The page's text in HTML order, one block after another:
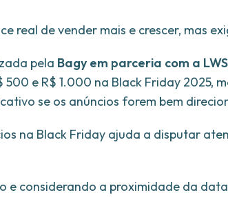
real de vender mais e crescer, mas
pela Bagy em parceria com a
e R$ 1.000 na Black Friday 2025,
se os anúncios forem bem
na Black Friday ajuda a disputar
e considerando a proximidade da